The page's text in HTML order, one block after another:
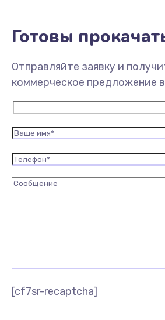
Готовы
Отправляйте заявку и
коммерческое предложение
[cf7sr-recaptcha]